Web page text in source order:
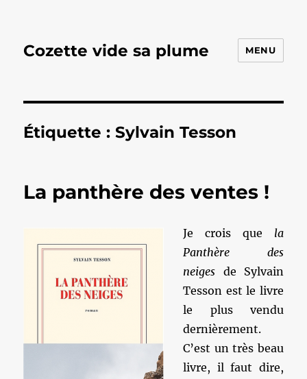
Cozette vide sa plume MENU
Étiquette :Sylvain Tesson
La panthère des ventes !
Je crois que la
Panthère des
neiges de Sylvain
Tesson est le livre
le plus vendu
dernièrement.
C’est un très beau
livre, il faut dire,